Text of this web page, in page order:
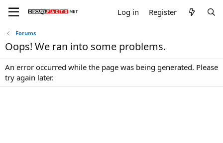
Log in Register
Forums
Oops! We ran into some problems.
An error occurred while the page was being generated. Please
try again later.